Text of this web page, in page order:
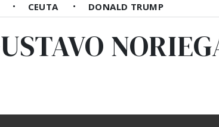
CEUTA DONALD TRUMP